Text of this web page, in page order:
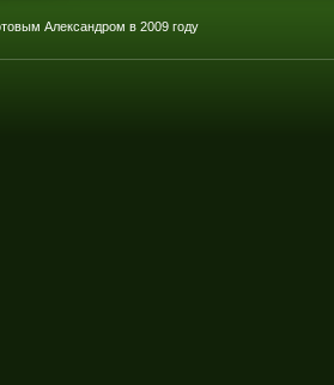
Александром в 2009 году